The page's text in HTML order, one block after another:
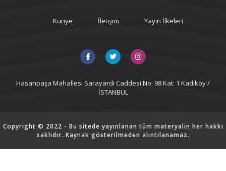
Künye İletişim Yayın İlkeleri
Hasanpaşa Mahallesi Sarayardi Caddesi No: 98 Kat: 1 Kadıköy /
İSTANBUL
Copyright © 2022 - Bu sitede yayınlanan tüm materyalin her hakkı
saklıdır. Kaynak gösterilmeden alıntılanamaz.